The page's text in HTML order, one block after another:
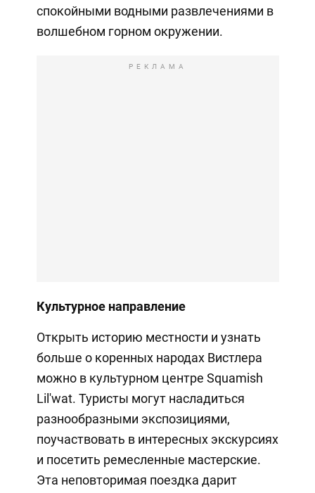
спокойными водными развлечениями в
волшебном горном окружении.
РЕКЛАМА
Культурное направление
Открыть историю местности и узнать
больше о коренных народах Вистлера
можно в культурном центре Squamish
Lil'wat. Туристы могут насладиться
разнообразными экспозициями,
поучаствовать в интересных экскурсиях
и посетить ремесленные мастерские.
Эта неповторимая поездка дарит